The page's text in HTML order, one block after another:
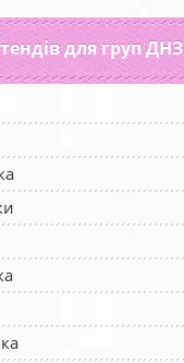
для груп ДНЗ